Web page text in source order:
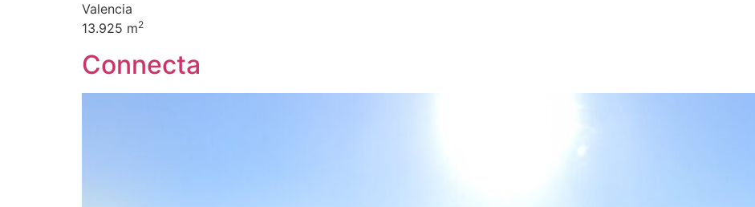
Valencia
13.925 m2
Connecta